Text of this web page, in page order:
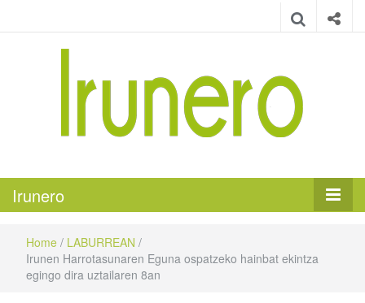
Irunero
Home / LABURREAN /
Irunen Harrotasunaren Eguna ospatzeko hainbat ekintza
egingo dira uztailaren 8an